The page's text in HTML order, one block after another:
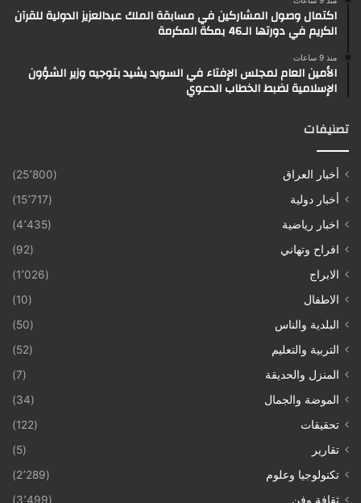
اكتمال وصول المشاركين في مسابقة الملك عبدالعزيز الدولية للقرآن
الكريم في دورتها الـ46 بمكة المكرمة
منذ 9 ساعات
الأمين العام لمجلس الإفتاء في السويد يشيد بتوجيه وزير الشؤون
الإسلامية لضبط الخطاب الدعوي
تصنيفات
أخبار العراق
(25٬800)
أخبار دولية
(15٬717)
اخبار رياضية
(4٬435)
افراح وتهاني
(92)
الابراج
(1٬026)
الاطفال
(10)
البلدية والناس
(50)
التربية والتعليم
(52)
المنزل والحديقة
(7)
الموضة والجمال
(34)
تحقيقات
(122)
تقارير
(5)
تكنولوجيا وعلوم
(2٬289)
ثقافة وفن
(3٬499)